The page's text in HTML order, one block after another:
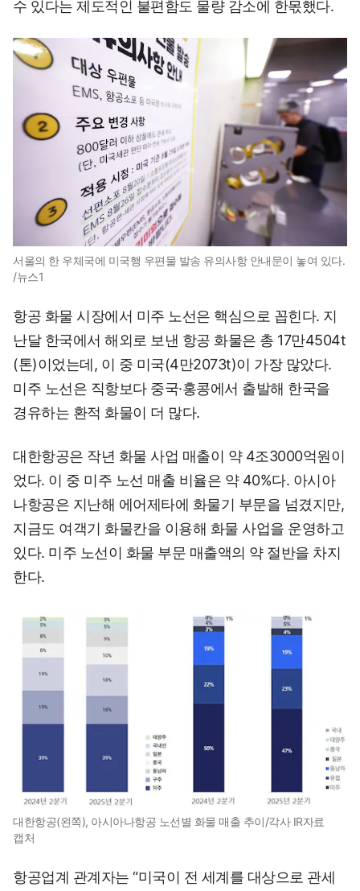
수 있다는 제도적인 불편함도 물량 감소에 한몫했다.
서울의 한 우체국에 미국행 우편물 발송 유의사항 안내문이 놓여 있다.
/뉴스1
항공 화물 시장에서 미주 노선은 핵심으로 꼽힌다. 지
난달 한국에서 해외로 보낸 항공 화물은 총 17만4504t
(톤)이었는데, 이 중 미국(4만2073t)이 가장 많았다.
미주 노선은 직항보다 중국·홍콩에서 출발해 한국을
경유하는 환적 화물이 더 많다.
대한항공은 작년 화물 사업 매출이 약 4조3000억원이
었다. 이 중 미주 노선 매출 비율은 약 40%다. 아시아
나항공은 지난해 에어제타에 화물기 부문을 넘겼지만,
지금도 여객기 화물칸을 이용해 화물 사업을 운영하고
있다. 미주 노선이 화물 부문 매출액의 약 절반을 차지
한다.
대한항공(왼쪽), 아시아나항공 노선별 화물 매출 추이/각사 IR자료
캡처
항공업계 관계자는 “미국이 전 세계를 대상으로 관세